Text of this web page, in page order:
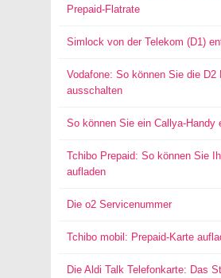
Prepaid-Flatrate
Simlock von der Telekom (D1)
Vodafone: So können Sie die D2
ausschalten
So können Sie ein Callya-Handy
Tchibo Prepaid: So können Sie
aufladen
Die o2 Servicenummer
Tchibo mobil: Prepaid-Karte
Die Aldi Talk Telefonkarte: Das